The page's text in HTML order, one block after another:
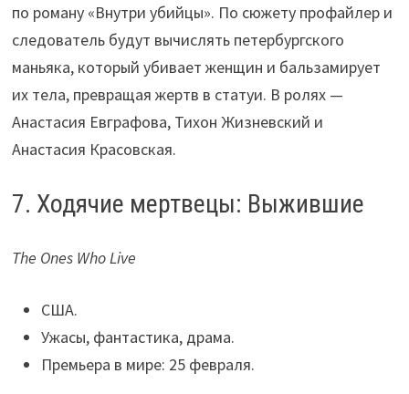
по роману «Внутри убийцы». По сюжету профайлер и
следователь будут вычислять петербургского
маньяка, который убивает женщин и бальзамирует
их тела, превращая жертв в статуи. В ролях —
Анастасия Евграфова, Тихон Жизневский и
Анастасия Красовская.
7. Ходячие мертвецы: Выжившие
The Ones Who Live
США.
Ужасы, фантастика, драма.
Премьера в мире: 25 февраля.